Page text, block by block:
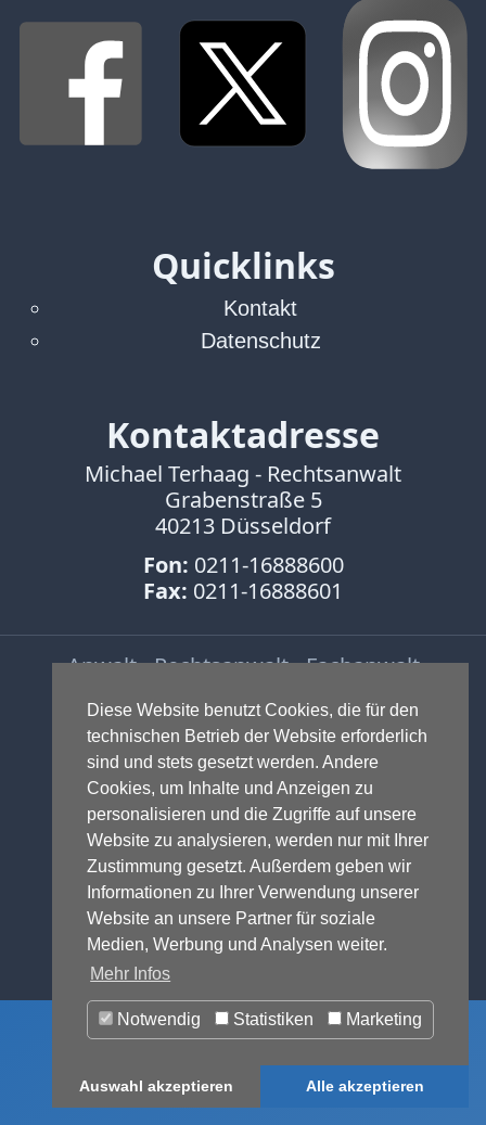
Diese Website benutzt Cookies, die für den
technischen Betrieb der Website erforderlich
sind und stets gesetzt werden. Andere
Cookies, um Inhalte und Anzeigen zu
personalisieren und die Zugriffe auf unsere
Website zu analysieren, werden nur mit Ihrer
Zustimmung gesetzt. Außerdem geben wir
Informationen zu Ihrer Verwendung unserer
Website an unsere Partner für soziale
Medien, Werbung und Analysen weiter.
Mehr Infos
Notwendig Statistiken Marketing
Auswahl akzeptieren Alle akzeptieren
Quicklinks
Kontakt
Datenschutz
Kontaktadresse
Michael Terhaag - Rechtsanwalt
Grabenstraße 5
40213 Düsseldorf
Fon: 0211-16888600
Fax: 0211-16888601
Anwalt - Rechtsanwalt - Fachanwalt
Fachanwalt für IT-Recht -
Markenrecht,Wettbewerbsrecht,
Urheberrecht,IT-Recht und
Onlinerecht,E-Commerce,
Designrecht,Medienrecht &
Presserecht,Datenschutzrechtund
Glücksspielrecht-Abmahnungund
Einstweilige Verfügung
© 1999-2026 - RA Michael Terhaag,